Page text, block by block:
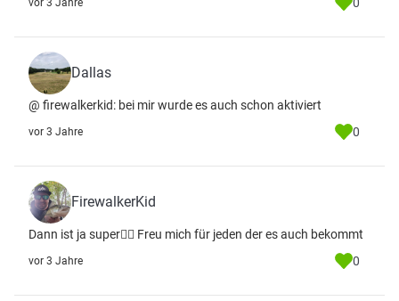
vor 3 Jahre
Dallas
@ firewalkerkid: bei mir wurde es auch schon aktiviert
vor 3 Jahre 0
FirewalkerKid
Dann ist ja super👌🏻 Freu mich für jeden der es auch bekommt
vor 3 Jahre 0